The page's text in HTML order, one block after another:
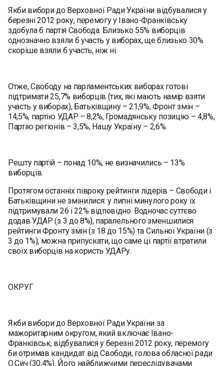
Якби вибори до Верховної Ради України відбувалися у
березні 2012 року, перемогу у Івано-Франківську
здобула б партія Свобода. Близько 55% виборців
однозначно взяли б участь у виборах, ще близько 30%
скоріше взяли б участь, ніж ні.
Отже, Свободу на парламентських виборах готові
підтримати 25,7% виборців (тих, які мають намір взяти
участь у виборах), Батьківщину – 21,9%, Фронт змін –
14,5%, партію УДАР – 8,2%, Громадянську позицію – 4,8%,
Партію регіонів – 3,5%, Нашу Україну – 2,6%.
Решту партій – понад 10%, не визначились – 13%
виборців.
Протягом останніх півроку рейтинги лідерів – Свободи і
Батьківщини не змінилися: у липні минулого року їх
підтримували 26 і 22% відповідно. Водночас суттєво
додав УДАР (з 3 до 8%), паралельного зменшилися
рейтинги Фронту змін (з 18 до 15%) та Сильної України (з
3 до 1%), можна припускати, що саме ці партії втратили
своїх виборців на користь УДАРу.
ОКРУГ
Якби вибори до Верховної Ради України за
мажоритарним округом, який включає Івано-
Франківськ, відбувалися у березні 2012 року, перемогу
би отримав кандидат від Свободи, голова обласної ради
О.Сич (30,4%). Його найближчими переслідувачами